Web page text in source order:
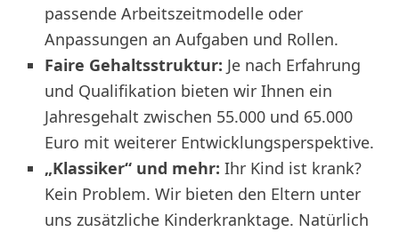
passende Arbeitszeitmodelle oder
Anpassungen an Aufgaben und Rollen.
Faire Gehaltsstruktur: Je nach Erfahrung
und Qualifikation bieten wir Ihnen ein
Jahresgehalt zwischen 55.000 und 65.000
Euro mit weiterer Entwicklungsperspektive.
„Klassiker“ und mehr: Ihr Kind ist krank?
Kein Problem. Wir bieten den Eltern unter
uns zusätzliche Kinderkranktage. Natürlich